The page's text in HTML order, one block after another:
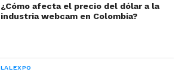
¿Cómo afecta el precio del dólar a la
industria webcam en Colombia?
LALEXPO